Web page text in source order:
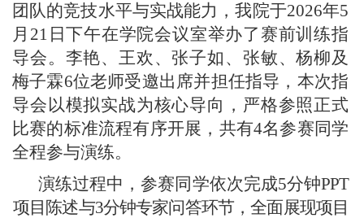
团队的竞技水平与实战能力，我院于2026年5
月21日下午在学院会议室举办了赛前训练指
导会。李艳、王欢、张子如、张敏、杨柳及
梅子霖6位老师受邀出席并担任指导，本次指
导会以模拟实战为核心导向，严格参照正式
比赛的标准流程有序开展，共有4名参赛同学
全程参与演练。
演练过程中，参赛同学依次完成5分钟PPT
项目陈述与3分钟专家问答环节，全面展现项目